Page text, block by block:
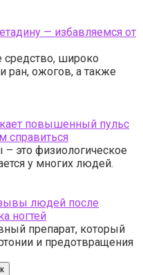
— избавляемся от
средство, широко
ран, ожогов, а также
повышенный пульс
справиться
это физиологическое
у многих людей.
людей после
ногтей
препарат, который
и предотвращения